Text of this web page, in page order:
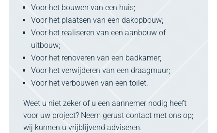
Voor het bouwen van een huis;
Voor het plaatsen van een dakopbouw;
Voor het realiseren van een aanbouw of
uitbouw;
Voor het renoveren van een badkamer;
Voor het verwijderen van een draagmuur;
Voor het verbouwen van een toilet.
Weet u niet zeker of u een aannemer nodig heeft
voor uw project? Neem gerust contact met ons op;
wij kunnen u vrijblijvend adviseren.